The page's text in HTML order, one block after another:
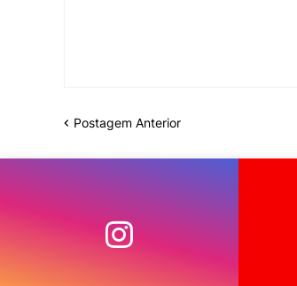
Postagem Anterior